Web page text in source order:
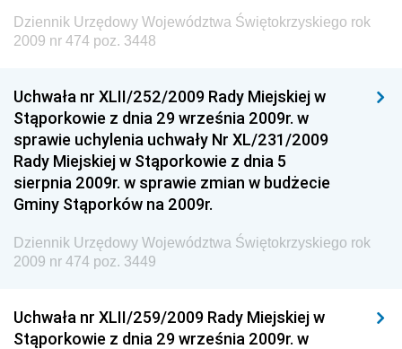
Dziennik Urzędowy Ministra Finansów, Inwestycji i
Rozwoju
Dziennik Urzędowy Ministra Sportu
Dziennik Urzędowy Ministra Funduszy i Polityki
Regionalnej
Dziennik Urzędowy Ministra Aktywów Państwowych
Dziennik Urzędowy Ministra Zdrowia
Dziennik Urzędowy Ministra Środowiska i Głównego
Inspektora Ochrony Środowiska
Dziennik Urzędowy Ministerstwa Kultury, Dziedzictwa
Dziennik Urzędowy Województwa Świętokrzyskiego rok
2009 nr 474 poz. 3448
Uchwała nr XLII/252/2009 Rady Miejskiej w
Stąporkowie z dnia 29 września 2009r. w
sprawie uchylenia uchwały Nr XL/231/2009
Rady Miejskiej w Stąporkowie z dnia 5
sierpnia 2009r. w sprawie zmian w budżecie
Gminy Stąporków na 2009r.
Dziennik Urzędowy Województwa Świętokrzyskiego rok
2009 nr 474 poz. 3449
Uchwała nr XLII/259/2009 Rady Miejskiej w
Stąporkowie z dnia 29 września 2009r. w